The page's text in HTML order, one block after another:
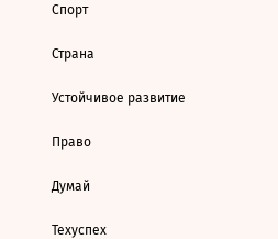
Спорт
Страна
Устойчивое развитие
Право
Думай
Техуспех